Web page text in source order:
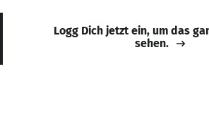
Logg Dich jetzt ein, um das
sehen.